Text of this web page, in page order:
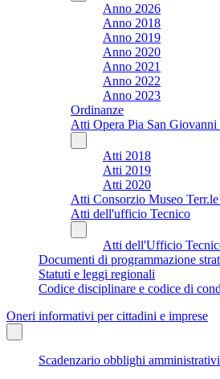
Anno 2026
Anno 2018
Anno 2019
Anno 2020
Anno 2021
Anno 2022
Anno 2023
Ordinanze
Atti Opera Pia San Giovanni
Atti 2018
Atti 2019
Atti 2020
Atti Consorzio Museo
Atti dell'ufficio Tecnico
Atti dell'Ufficio
Documenti di programmazione
Statuti e leggi regionali
Codice disciplinare e codice di
Oneri informativi per cittadini e imprese
Scadenzario obblighi amministrativi